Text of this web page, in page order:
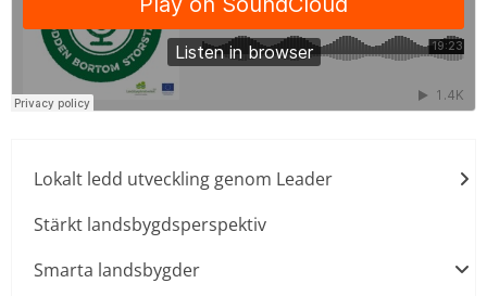
Lokalt ledd utveckling genom Leader
Stärkt landsbygdsperspektiv
Smarta landsbygder